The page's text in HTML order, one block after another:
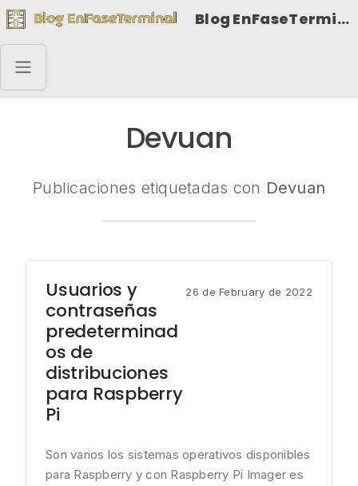
Blog EnFaseTerminal
Devuan
Publicaciones etiquetadas con Devuan
Usuarios y
contraseñas
predeterminad
os de
distribuciones
para Raspberry
Pi
26 de February de 2022
Son varios los sistemas operativos disponibles
para Raspberry y con Raspberry Pi Imager es